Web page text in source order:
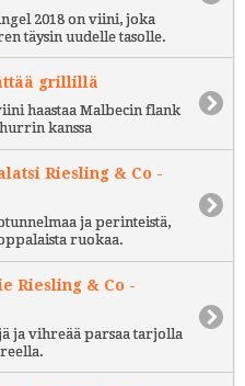
2018 on viini, joka
täysin uudelle tasolle.
grillillä
haastaa Malbecin flank
kanssa
Riesling & Co -
ja perinteistä,
ruokaa.
Riesling & Co -
ja vihreää parsaa tarjolla